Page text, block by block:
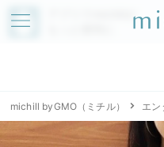
アプリでmichillが
michill byGMO（ミチル） エン